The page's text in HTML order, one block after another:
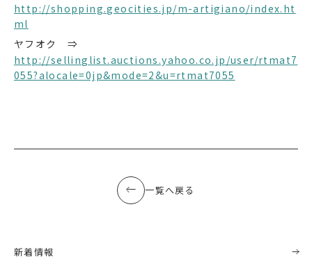
http://shopping.geocities.jp/m-artigiano/index.ht
ml
ヤフオク ⇒
http://sellinglist.auctions.yahoo.co.jp/user/rtmat7
055?alocale=0jp&mode=2&u=rtmat7055
一覧へ戻る
新着情報